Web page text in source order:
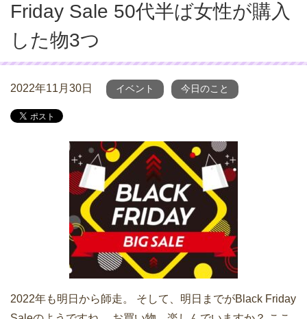
Friday Sale 50代半ば女性が購入
した物3つ
2022年11月30日 イベント 今日のこと
2022年も明日から師走。 そして、明日までがBlack Friday